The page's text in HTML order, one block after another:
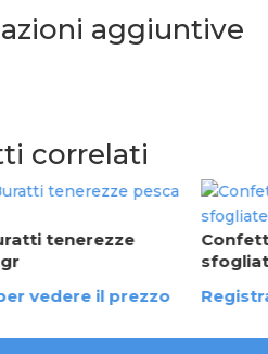
aggiuntive
correlati
tenerezze
vedere il prezzo